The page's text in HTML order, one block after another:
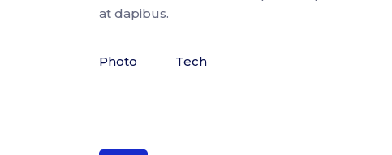
at dapibus.
Photo Tech